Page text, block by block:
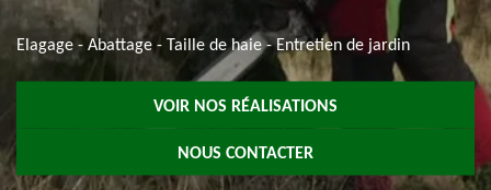
Elagage - Abattage - Taille de haie - Entretien de jardin
VOIR NOS RÉALISATIONS
NOUS CONTACTER